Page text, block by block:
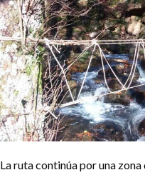
La ruta continúa por una